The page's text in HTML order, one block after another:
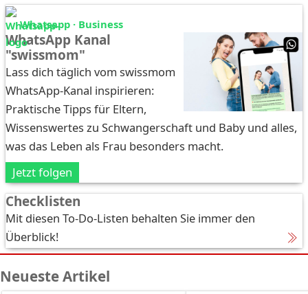
Whatsapp · Business
WhatsApp Kanal
"swissmom"
Lass dich täglich vom swissmom
WhatsApp-Kanal inspirieren:
Praktische Tipps für Eltern,
Wissenswertes zu Schwangerschaft und Baby und alles,
was das Leben als Frau besonders macht.
Jetzt folgen
Checklisten
Mit diesen To-Do-Listen behalten Sie immer den
Überblick!
Neueste Artikel